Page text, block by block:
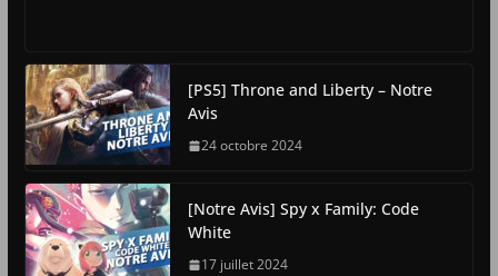
[PS5] Throne and Liberty – Notre
Avis
24 octobre 2024
[Notre Avis] Spy x Family: Code
White
17 juillet 2024